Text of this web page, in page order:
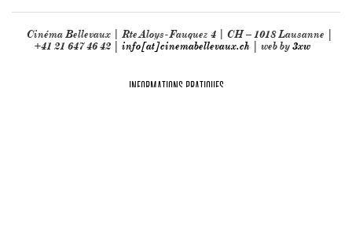
Cinéma Bellevaux | Rte Aloys-Fauquez 4 | CH – 1018 Lausanne |
+41 21 647 46 42 | info[at]cinemabellevaux.ch | web by3xw
INFORMATIONS PRATIQUES